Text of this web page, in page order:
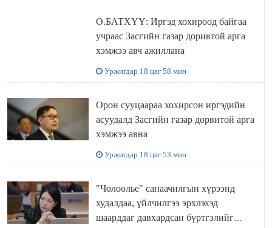
О.БАТХҮҮ: Иргэд хохироод байгаа
учраас Засгийн газар доривтой арга
хэмжээ авч ажиллана
Уржигдар 18 цаг 58 мин
Орон сууцаараа хохирсон иргэдийн
асуудалд Засгийн газар дорвитой арга
хэмжээ авна
Уржигдар 18 цаг 53 мин
"Чөлөөлье" санаачилгын хүрээнд
худалдаа, үйлчилгээ эрхлэхэд
шаарддаг давхардсан бүртгэлийг